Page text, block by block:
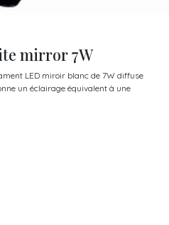
mirror 7W
LED miroir blanc de 7W diffuse
un éclairage équivalent à une